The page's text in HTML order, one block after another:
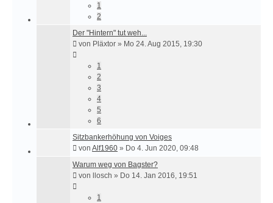
1
2
Der "Hintern" tut weh...
von Pläxtor » Mo 24. Aug 2015, 19:30
1
2
3
4
5
6
Sitzbankerhöhung von Voiges
von Alf1960 » Do 4. Jun 2020, 09:48
Warum weg von Bagster?
von llosch » Do 14. Jan 2016, 19:51
1